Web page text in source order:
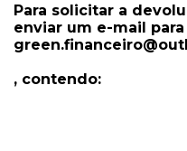
Para solicitar a
enviar um e-mail para
, contendo: